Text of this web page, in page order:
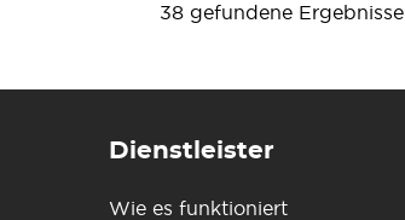
38 gefundene Ergebnisse
Dienstleister
Wie es funktioniert